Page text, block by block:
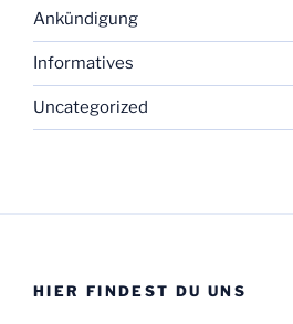
Ankündigung
Informatives
Uncategorized
HIER FINDEST DU UNS